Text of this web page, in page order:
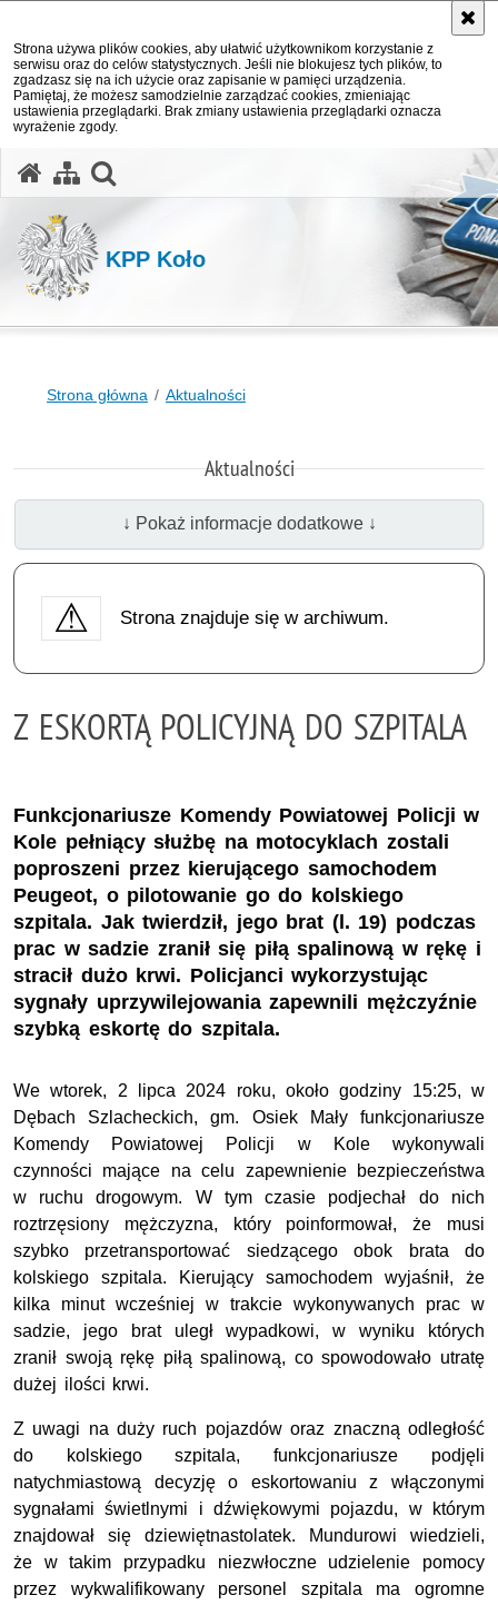
Strona używa plików cookies, aby ułatwić użytkownikom korzystanie z
serwisu oraz do celów statystycznych. Jeśli nie blokujesz tych plików, to
zgadzasz się na ich użycie oraz zapisanie w pamięci urządzenia.
Pamiętaj, że możesz samodzielnie zarządzać cookies, zmieniając
ustawienia przeglądarki. Brak zmiany ustawienia przeglądarki oznacza
wyrażenie zgody.
KPP Koło
Strona główna Aktualności
Aktualności
↓ Pokaż informacje dodatkowe ↓
Strona znajduje się w archiwum.
Z ESKORTĄ POLICYJNĄ DO SZPITALA
Funkcjonariusze Komendy Powiatowej Policji w
Kole pełniący służbę na motocyklach zostali
poproszeni przez kierującego samochodem
Peugeot, o pilotowanie go do kolskiego
szpitala. Jak twierdził, jego brat (l. 19) podczas
prac w sadzie zranił się piłą spalinową w rękę i
stracił dużo krwi. Policjanci wykorzystując
sygnały uprzywilejowania zapewnili mężczyźnie
szybką eskortę do szpitala.
We wtorek, 2 lipca 2024 roku, około godziny 15:25, w
Dębach Szlacheckich, gm. Osiek Mały funkcjonariusze
Komendy Powiatowej Policji w Kole wykonywali
czynności mające na celu zapewnienie bezpieczeństwa
w ruchu drogowym. W tym czasie podjechał do nich
roztrzęsiony mężczyzna, który poinformował, że musi
szybko przetransportować siedzącego obok brata do
kolskiego szpitala. Kierujący samochodem wyjaśnił, że
kilka minut wcześniej w trakcie wykonywanych prac w
sadzie, jego brat uległ wypadkowi, w wyniku których
zranił swoją rękę piłą spalinową, co spowodowało utratę
dużej ilości krwi.
Z uwagi na duży ruch pojazdów oraz znaczną odległość
do kolskiego szpitala, funkcjonariusze podjęli
natychmiastową decyzję o eskortowaniu z włączonymi
sygnałami świetlnymi i dźwiękowymi pojazdu, w którym
znajdował się dziewiętnastolatek. Mundurowi wiedzieli,
że w takim przypadku niezwłoczne udzielenie pomocy
przez wykwalifikowany personel szpitala ma ogromne